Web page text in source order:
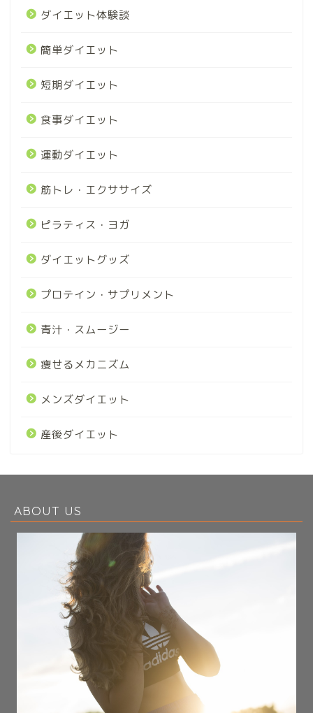
ダイエット体験談
簡単ダイエット
短期ダイエット
食事ダイエット
運動ダイエット
筋トレ・エクササイズ
ピラティス・ヨガ
ダイエットグッズ
プロテイン・サプリメント
青汁・スムージー
痩せるメカニズム
メンズダイエット
産後ダイエット
ABOUT US